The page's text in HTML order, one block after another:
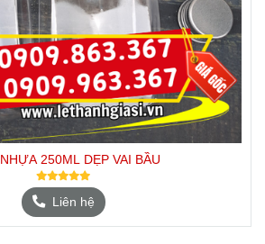
250ML DẸP VAI BẦU
Liên hệ